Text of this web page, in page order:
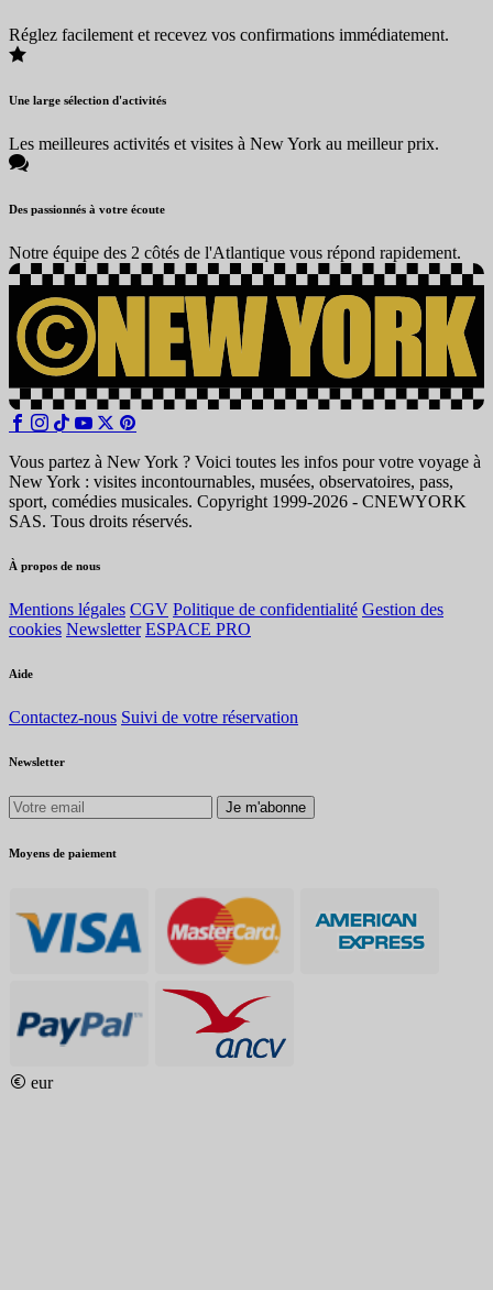
Réglez facilement et recevez vos confirmations immédiatement.
Une large sélection d'activités
Les meilleures activités et visites à New York au meilleur prix.
Des passionnés à votre écoute
Notre équipe des 2 côtés de l'Atlantique vous répond rapidement.
Vous partez à New York ? Voici toutes les infos pour votre voyage à
New York : visites incontournables, musées, observatoires, pass,
sport, comédies musicales. Copyright 1999-2026 - CNEWYORK
SAS. Tous droits réservés.
À propos de nous
Mentions légales CGV Politique de confidentialité Gestion des
cookies Newsletter ESPACE PRO
Aide
Contactez-nous Suivi de votre réservation
Newsletter
Je m'abonne
Moyens de paiement
eur